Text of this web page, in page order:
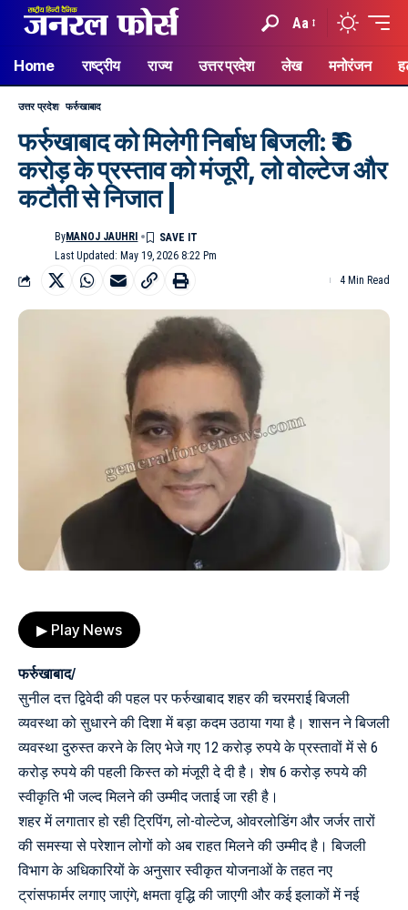
Aa
Home राष्ट्रीय राज्य उत्तर प्रदेश लेख मनोरंजन
उत्तर प्रदेश फर्रुखाबाद
फर्रुखाबाद को मिलेगी निर्बाध बिजली: ₹ 6
करोड़ के प्रस्ताव को मंजूरी, लो वोल्टेज और
कटौती से निजात |
Last Updated: May 19, 2026 8:22 Pm
ByMANOJ JAUHRI
4 Min Read
▶ Play News
फर्रुखाबाद/
सुनील दत्त द्विवेदी की पहल पर फर्रुखाबाद शहर की चरमराई बिजली
व्यवस्था को सुधारने की दिशा में बड़ा कदम उठाया गया है। शासन ने बिजली
व्यवस्था दुरुस्त करने के लिए भेजे गए 12 करोड़ रुपये के प्रस्तावों में से 6
करोड़ रुपये की पहली किस्त को मंजूरी दे दी है। शेष 6 करोड़ रुपये की
स्वीकृति भी जल्द मिलने की उम्मीद जताई जा रही है।
शहर में लगातार हो रही ट्रिपिंग, लो-वोल्टेज, ओवरलोडिंग और जर्जर तारों
की समस्या से परेशान लोगों को अब राहत मिलने की उम्मीद है। बिजली
विभाग के अधिकारियों के अनुसार स्वीकृत योजनाओं के तहत नए
ट्रांसफार्मर लगाए जाएंगे, क्षमता वृद्धि की जाएगी और कई इलाकों में नई